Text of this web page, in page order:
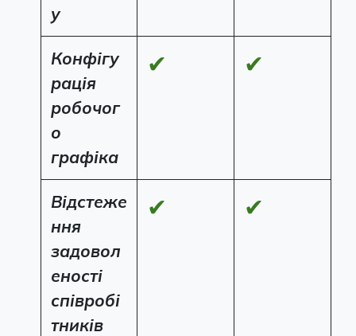
у
Конфігу
рація
робочог
о
графіка
✔ ✔
Відстеже
ння
задовол
еності
співробі
тників
✔ ✔